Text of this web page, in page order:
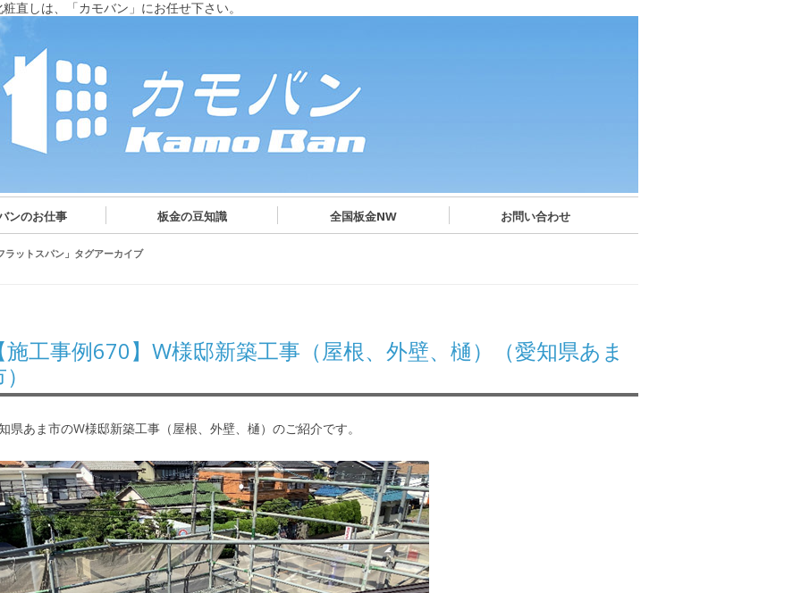
直しは、「カモバン」にお任せ下さい。
ンのお仕事 板金の豆知識 全国板金NW お問い合わせ
ラットスパン 」タグアーカイブ
施工事例670】W様邸新築工事（屋根、外壁、樋）（愛知県あま
県あま市のW様邸新築工事（屋根、外壁、樋）のご紹介です。